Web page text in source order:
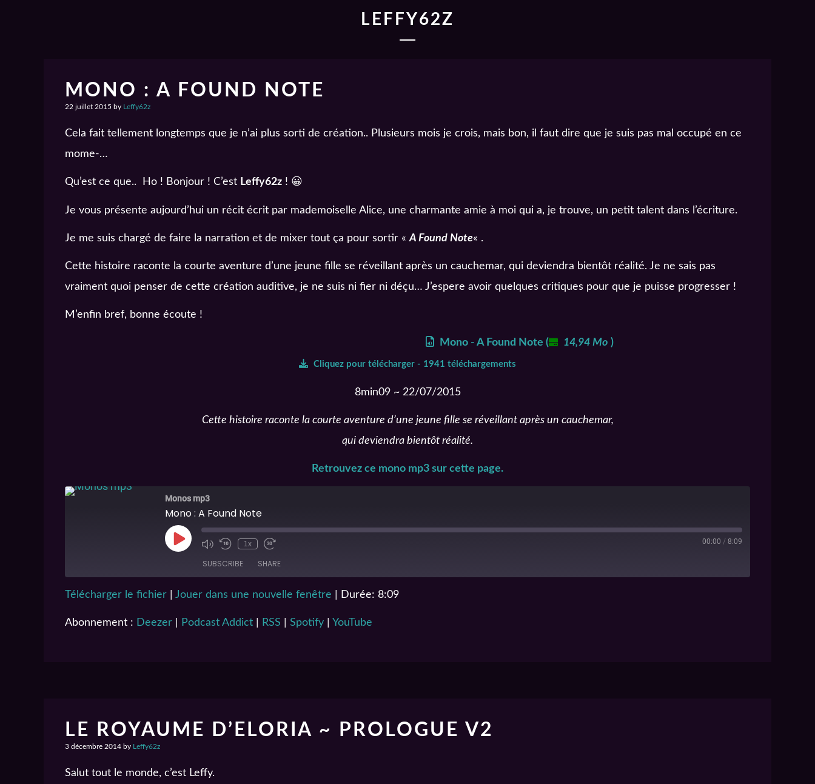
LEFFY62Z
MONO : A FOUND NOTE
22 juillet 2015 by Leffy62z
Cela fait tellement longtemps que je n’ai plus sorti de création.. Plusieurs mois je crois, mais bon, il faut dire que je suis pas mal occupé en ce
mome-…
Qu’est ce que.. Ho ! Bonjour ! C’est Leffy62z ! 😀
Je vous présente aujourd’hui un récit écrit par mademoiselle Alice, une charmante amie à moi qui a, je trouve, un petit talent dans l’écriture.
Je me suis chargé de faire la narration et de mixer tout ça pour sortir «A Found Note« .
Cette histoire raconte la courte aventure d’une jeune fille se réveillant après un cauchemar, qui deviendra bientôt réalité. Je ne sais pas
vraiment quoi penser de cette création auditive, je ne suis ni fier ni déçu… J’espere avoir quelques critiques pour que je puisse progresser !
M’enfin bref, bonne écoute !
Mono - A Found Note ( 14,94 Mo )
Cliquez pour télécharger - 1941 téléchargements
8min09 ~ 22/07/2015
Cette histoire raconte la courte aventure d’une jeune fille se réveillant après un cauchemar,
qui deviendra bientôt réalité.
Retrouvez ce mono mp3 sur cette page.
Monos mp3
Mono : A Found Note
1x 00:00 / 8:09
SUBSCRIBE SHARE
Deezer Podcast Addict
Spotify YouTube
SHARE
LINK
Télécharger le fichier Jouer dans une nouvelle fenêtre Durée: 8:09
Abonnement : Deezer Podcast Addict RSS Spotify YouTube
LE ROYAUME D’ELORIA ~ PROLOGUE V2
3 décembre 2014 by Leffy62z
Salut tout le monde, c’est Leffy.